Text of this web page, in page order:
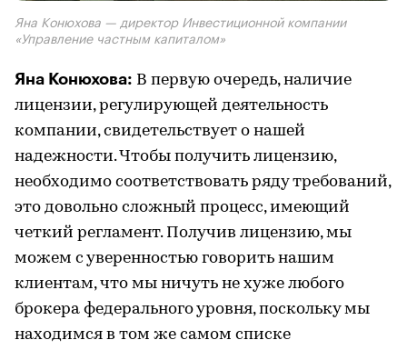
Яна Конюхова — директор Инвестиционной компании
«Управление частным капиталом»
Яна Конюхова: В первую очередь, наличие
лицензии, регулирующей деятельность
компании, свидетельствует о нашей
надежности. Чтобы получить лицензию,
необходимо соответствовать ряду требований,
это довольно сложный процесс, имеющий
четкий регламент. Получив лицензию, мы
можем с уверенностью говорить нашим
клиентам, что мы ничуть не хуже любого
брокера федерального уровня, поскольку мы
находимся в том же самом списке